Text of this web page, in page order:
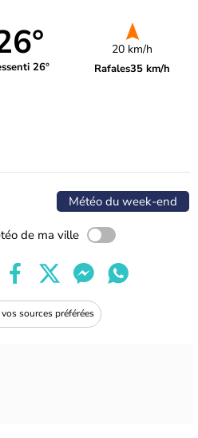
26°
20 km/h
Rafales35 km/h
Météo du week-end
de ma ville
sources préférées